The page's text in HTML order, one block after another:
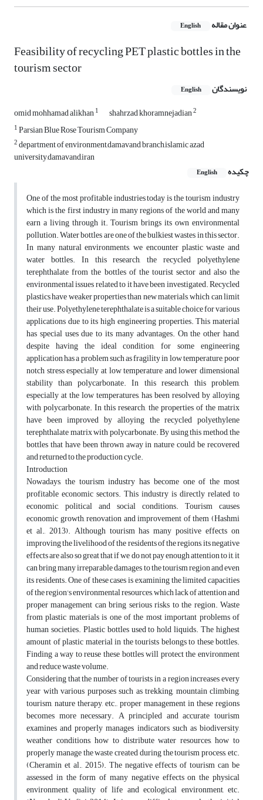
عنوان مقاله English
Feasibility of recycling PET plastic bottles in the
tourism sector
نویسندگان English
omid mohhamad alikhan1 shahrzad khoramnejadian2
1Parsian Blue Rose Tourism Company
2department of environment,damavand branch,islamic azad
university,damavand,iran
چکیده
English
One of the most profitable industries today is the tourism industry
which is the first industry in many regions of the world and many
earn a living through it. Tourism brings its own environmental
pollution. Water bottles are one of the bulkiest wastes in this sector.
In many natural environments, we encounter plastic waste and
water bottles. In this research, the recycled polyethylene
terephthalate from the bottles of the tourist sector and also the
environmental issues related to it have been investigated. Recycled
plastics have weaker properties than new materials, which can limit
their use. Polyethylene terephthalate is a suitable choice for various
applications due to its high engineering properties. This material
has special uses due to its many advantages. On the other hand,
despite having the ideal condition, for some engineering
application has a problem such as fragility in low temperature, poor
notch stress especially at low temperature and lower dimensional
stability than polycarbonate. In this research, this problem,
especially at the low temperatures, has been resolved by alloying
with polycarbonate. In this research, the properties of the matrix
have been improved by alloying the recycled polyethylene
terephthalate matrix with polycarbonate. By using this method, the
bottles that have been thrown away in nature could be recovered
and returned to the production cycle.
Introduction
Nowadays, the tourism industry has become one of the most
profitable economic sectors. This industry is directly related to
economic, political and social conditions. Tourism causes
economic growth, renovation and improvement of them (Hashmi
et al., 2013). Although tourism has many positive effects on
improving the livelihood of the residents of the regions, its negative
effects are also so great that if we do not pay enough attention to it, it
can bring many irreparable damages to the tourism region and even
its residents. One of these cases is examining the limited capacities
of the region's environmental resources, which lack of attention and
proper management can bring serious risks to the region. Waste
from plastic materials is one of the most important problems of
human societies. Plastic bottles used to hold liquids. The highest
amount of plastic material in the tourists belongs to these bottles.
Finding a way to reuse these bottles will protect the environment
and reduce waste volume.
Considering that the number of tourists in a region increases every
year with various purposes such as trekking, mountain climbing,
tourism, nature therapy, etc., proper management in these regions
becomes more necessary. A principled and accurate tourism
examines and properly manages indicators such as biodiversity,
weather conditions, how to distribute water resources, how to
properly manage the waste created during the tourism process, etc.
(Cheramin et al., 2015). The negative effects of tourism can be
assessed in the form of many negative effects on the physical
environment, quality of life and ecological environment, etc.